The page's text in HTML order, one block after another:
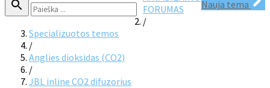
Nauja tema
FORUMAS
/
Specializuotos temos
/
Anglies dioksidas (CO2)
/
JBL inline CO2 difuzorius